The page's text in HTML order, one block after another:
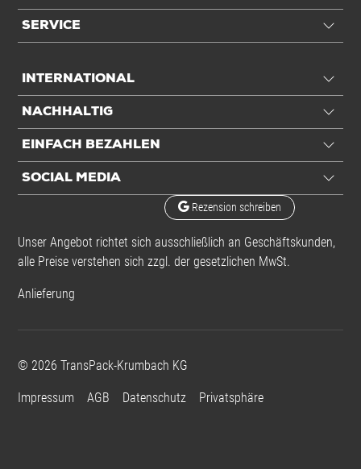
SERVICE
INTERNATIONAL
NACHHALTIG
EINFACH BEZAHLEN
SOCIAL MEDIA
Rezension schreiben
Unser Angebot richtet sich ausschließlich an Geschäftskunden,
alle Preise verstehen sich zzgl. der gesetzlichen MwSt.
Anlieferung
© 2026 TransPack-Krumbach KG
Impressum AGB Datenschutz Privatsphäre